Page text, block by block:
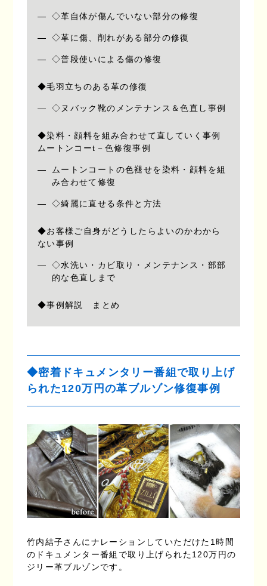
◇革自体が傷んでいない部分の修復
◇革に傷、削れがある部分の修復
◇普段使いによる傷の修復
◆毛羽立ちのある革の修復
◇ヌバック靴のメンテナンス＆色直し事例
◆染料・顔料を組み合わせて直していく事例
ムートンコーt－色修復事例
ムートンコートの色褪せを染料・顔料を組
み合わせて修復
◇綺麗に直せる条件と方法
◆お客様ご自身がどうしたらよいのかわから
ない事例
◇水洗い・カビ取り・メンテナンス・部部
的な色直しまで
◆事例解説 まとめ
◆密着ドキュメンタリー番組で取り上げ
られた120万円の革ブルゾン修復事例
竹内結子さんにナレーションしていただけた1時間
のドキュメンター番組で取り上げられた120万円の
ジリー革ブルゾンです。